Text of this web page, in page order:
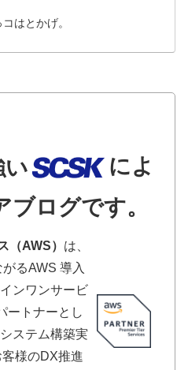
はとかげ。
い
によ
ログです。
（AWS） は、
るAWS 導入
ンワンサービ
ートナーとし
ステム構築実
様のDX推進